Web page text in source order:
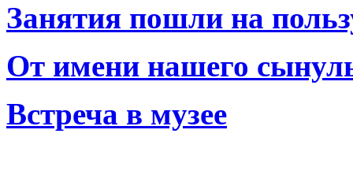
Занятия пошли на
От имени нашего
Встреча в музее